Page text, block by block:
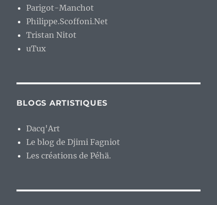
Parigot-Manchot
Philippe.Scoffoni.Net
Tristan Nitot
uTux
BLOGS ARTISTIQUES
Dacq'Art
Le blog de Djimi Fagniot
Les créations de Péhä.